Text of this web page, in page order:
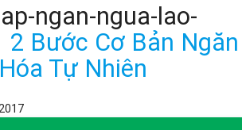
ngan-ngua-lao-
2 Bước Cơ Bản Ngăn
Tự Nhiên